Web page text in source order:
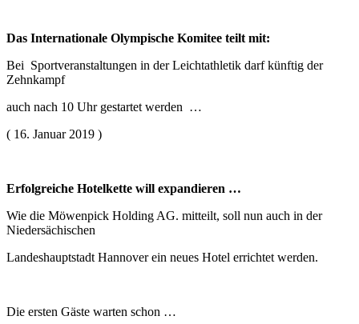
Das Internationale Olympische Komitee teilt mit:
Bei Sportveranstaltungen in der Leichtathletik darf künftig der
Zehnkampf
auch nach 10 Uhr gestartet werden …
( 16. Januar 2019 )
Erfolgreiche Hotelkette will expandieren …
Wie die Möwenpick Holding AG. mitteilt, soll nun auch in der
Niedersächischen
Landeshauptstadt Hannover ein neues Hotel errichtet werden.
Die ersten Gäste warten schon …